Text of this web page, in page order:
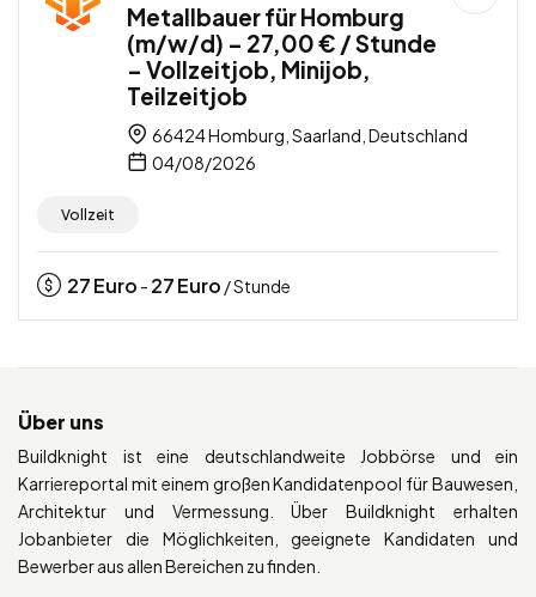
Metallbauer für Homburg
(m/w/d) – 27,00 € / Stunde
– Vollzeitjob, Minijob,
Teilzeitjob
66424 Homburg, Saarland, Deutschland
04/08/2026
Vollzeit
27Euro - 27Euro / Stunde
Über uns
Buildknight ist eine deutschlandweite Jobbörse und ein
Karriereportal mit einem großen Kandidatenpool für Bauwesen,
Architektur und Vermessung. Über Buildknight erhalten
Jobanbieter die Möglichkeiten, geeignete Kandidaten und
Bewerber aus allen Bereichen zu finden.